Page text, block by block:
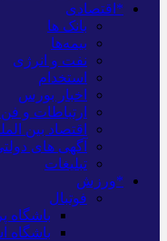
*اقتصادی
بانک ها
بیمه‌ها
نفت و انرژی
استخدام
اخبار بورس
ارتباطات و
اقتصاد بین
آگهی های
تبلیغات
*ورزش
فوتبال
باشگاه
باشگاه